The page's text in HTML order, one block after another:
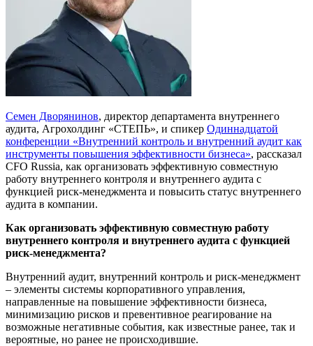
Семен Дворянинов, директор департамента внутреннего
аудита, Агрохолдинг «СТЕПЬ», и спикер Одиннадцатой
конференции «Внутренний контроль и внутренний аудит как
инструменты повышения эффективности бизнеса», рассказал
CFO Russia, как организовать эффективную совместную
работу внутреннего контроля и внутреннего аудита с
функцией риск-менеджмента и повысить статус внутреннего
аудита в компании.
Как организовать эффективную совместную работу
внутреннего контроля и внутреннего аудита с функцией
риск-менеджмента?
Внутренний аудит, внутренний контроль и риск-менеджмент
– элементы системы корпоративного управления,
направленные на повышение эффективности бизнеса,
минимизацию рисков и превентивное реагирование на
возможные негативные события, как известные ранее, так и
вероятные, но ранее не происходившие.